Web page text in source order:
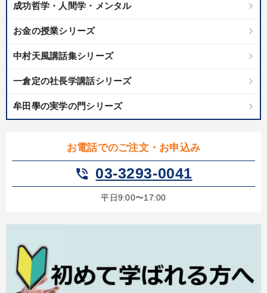
成功哲学・人間学・メンタル
お金の授業シリーズ
中村天風講話集シリーズ
一倉定の社長学講話シリーズ
牟田學の実学の門シリーズ
お電話でのご注文・お申込み
phone_in_talk 03-3293-0041
平日9:00〜17:00